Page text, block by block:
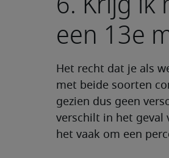
een 13e
Het recht dat je als
met beide soorten
gezien dus geen
verschilt in het geval
het vaak om een